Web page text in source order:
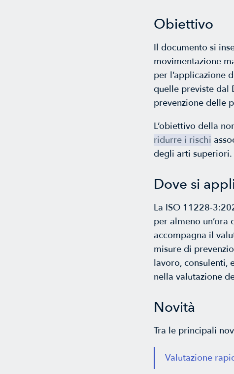
Obiettivo
Il documento si
movimentazione
per l’applicazione
quelle previste dal
prevenzione delle
L’obiettivo della
ridurre i rischi
degli arti superiori.
Dove si
La ISO 11228-
per almeno
accompagna il
misure di
lavoro, consulenti,
nella valutazione
Novità
Tra le principali
Valutazione